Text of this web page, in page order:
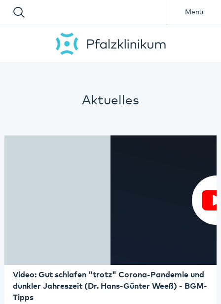
Menü
Aktuelles
Video: Gut schlafen "trotz" Corona-Pandemie und
dunkler Jahreszeit (Dr. Hans-Günter Weeß) - BGM-
Tipps